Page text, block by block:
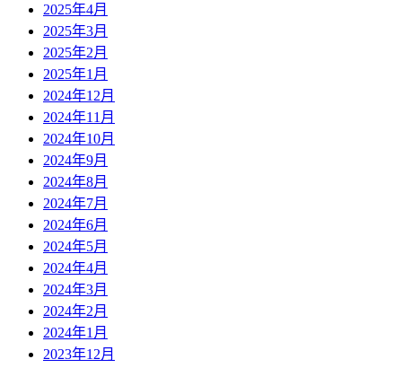
2025年4月
2025年3月
2025年2月
2025年1月
2024年12月
2024年11月
2024年10月
2024年9月
2024年8月
2024年7月
2024年6月
2024年5月
2024年4月
2024年3月
2024年2月
2024年1月
2023年12月